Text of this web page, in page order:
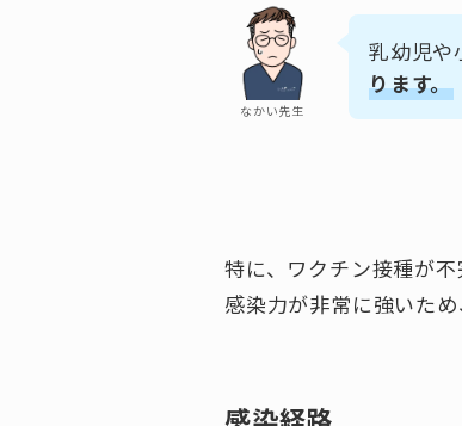
なかい先生
乳幼児や
ります。
特に、ワクチン接種が
感染力が非常に強いため